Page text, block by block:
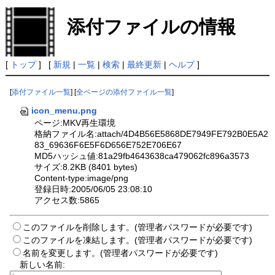
添付ファイルの情報
[ トップ] [ 新規 | 一覧| 検索| 最終更新| ヘルプ]
[添付ファイル一覧] [全ページの添付ファイル一覧]
icon_menu.png
ページ:MKV再生環境
格納ファイル名:attach/4D4B56E5868DE7949FE792B0E5A2
83_69636F6E5F6D656E752E706E67
MD5ハッシュ値:81a29fb4643638ca479062fc896a3573
サイズ:8.2KB (8401 bytes)
Content-type:image/png
登録日時:2005/06/05 23:08:10
アクセス数:5865
このファイルを削除します。(管理者パスワードが必要です)
このファイルを凍結します。(管理者パスワードが必要です)
名前を変更します。(管理者パスワードが必要です)
新しい名前: